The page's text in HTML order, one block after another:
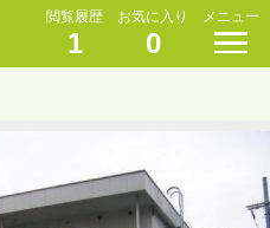
閲覧履歴
1
お気に入り
0
メニュー